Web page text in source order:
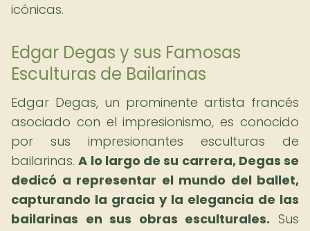
icónicas.
Edgar Degas y sus Famosas
Esculturas de Bailarinas
Edgar Degas, un prominente artista francés
asociado con el impresionismo, es conocido
por sus impresionantes esculturas de
bailarinas.A lo largo de su carrera, Degas se
dedicó a representar el mundo del ballet,
capturando la gracia y la elegancia de las
bailarinas en sus obras esculturales. Sus